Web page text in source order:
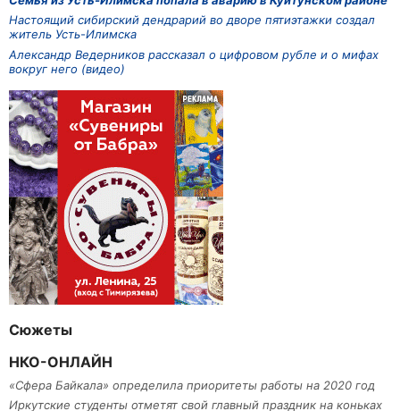
Настоящий сибирский дендрарий во дворе пятиэтажки создал
житель Усть-Илимска
Александр Ведерников рассказал о цифровом рубле и о мифах
вокруг него (видео)
Сюжеты
НКО-ОНЛАЙН
«Сфера Байкала» определила приоритеты работы на 2020 год
Иркутские студенты отметят свой главный праздник на коньках